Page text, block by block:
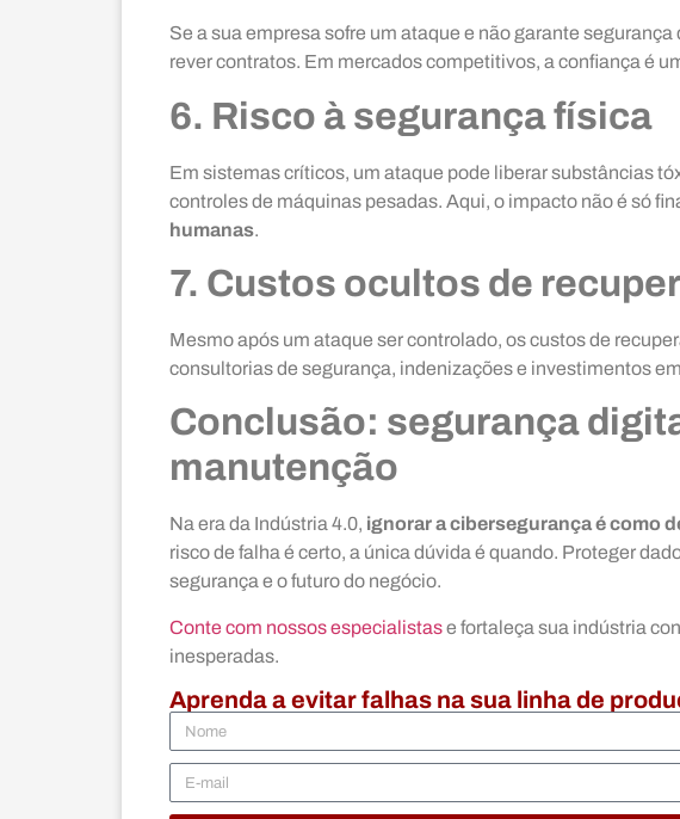
Se a sua empresa sofre um ataque e não garante
rever contratos. Em mercados competitivos, a confiança é
6. Risco à segurança física
Em sistemas críticos, um ataque pode liberar substâncias
controles de máquinas pesadas. Aqui, o impacto não é só
humanas.
7. Custos ocultos de
Mesmo após um ataque ser controlado, os custos de
consultorias de segurança, indenizações e investimentos
Conclusão: segurança
manutenção
Na era da Indústria 4.0, ignorar a cibersegurança é como
risco de falha é certo, a única dúvida é quando. Proteger
segurança e o futuro do negócio.
Conte com nossos especialistase fortaleça sua indústria
inesperadas.
Aprenda a evitar falhas na sua linha de